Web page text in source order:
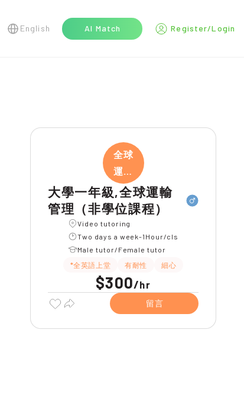
English AI Match Register/Login
全球
運輸
管
大學一年級,全球運輸
管理（非學位課程）
Video tutoring
Two days a week-1Hour/cls
Male tutor/Female tutor
*全英語上堂
有耐性 細心
$300/hr
留言